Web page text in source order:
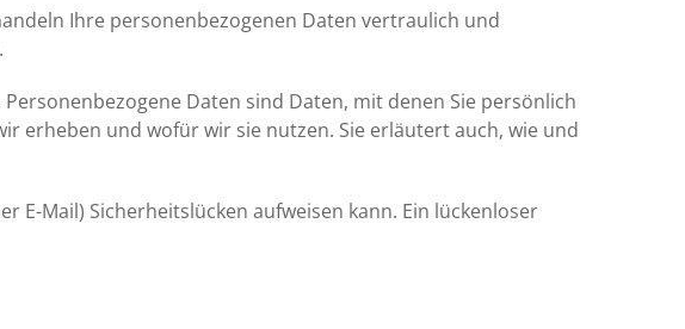
Ihre personenbezogenen Daten vertraulich und
Daten sind Daten, mit denen Sie persönlich
erheben und wofür wir sie nutzen. Sie erläutert auch, wie und
Mail) Sicherheitslücken aufweisen kann. Ein lückenloser